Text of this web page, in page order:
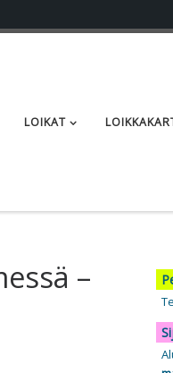
LOIKAT
–